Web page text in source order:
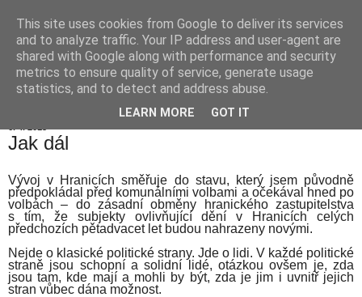
Hranické listy
Jak dál
Vývoj v Hranicích směřuje do stavu, který jsem původně
předpokládal před komunálními volbami a očekával hned po
volbách – do zásadní obměny hranického zastupitelstva
s tím, že subjekty ovlivňující dění v Hranicích celých
předchozích pětadvacet let budou nahrazeny novými.
Nejde o klasické politické strany. Jde o lidi. V každé politické
straně jsou schopní a solidní lidé, otázkou ovšem je, zda
jsou tam, kde mají a mohli by být, zda je jim i uvnitř jejich
stran vůbec dána možnost.
This site uses cookies from Google to deliver its services
and to analyze traffic. Your IP address and user-agent are
shared with Google along with performance and security
metrics to ensure quality of service, generate usage
statistics, and to detect and address abuse.
LEARN MORE GOT IT